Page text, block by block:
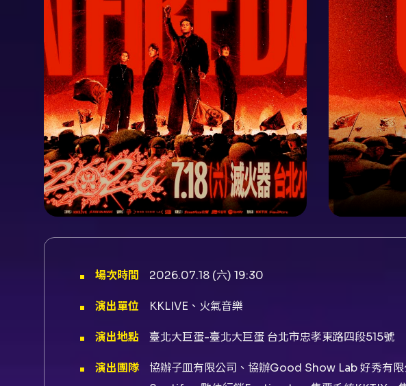
場次時間 2026.07.18 (六) 19:30
演出單位 KKLIVE、火氣音樂
演出地點 臺北大巨蛋-臺北大巨蛋 台北市忠孝東路四段515號
演出團隊
協辦子皿有限公司、協辦Good Show Lab 好秀有